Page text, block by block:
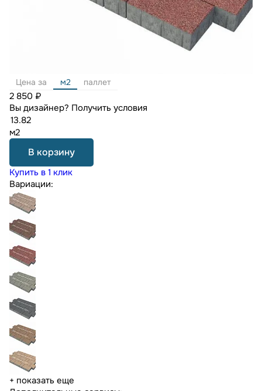
Цена за м2 паллет
2 850 ₽
Вы дизайнер? Получить условия
м2
В корзину
Купить в 1 клик
Вариации:
+ показать еще